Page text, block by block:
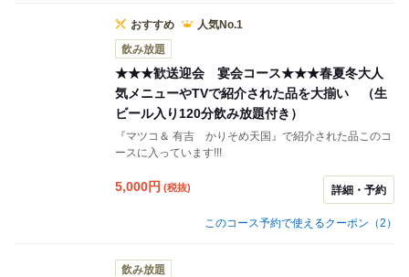
おすすめ
人気No.1
飲み放題
★★★歓送迎会 宴会コース★★★春夏冬大人
気メニューやTVで紹介された品を大揃い （生
ビール入り120分飲み放題付き）
『マツコ＆ 有吉 かりそめ天国』で紹介された品このコ
ースに入っています!!!
5,000円 (税抜) 詳細・予約
このコース予約で使えるクーポン（2）
飲み放題